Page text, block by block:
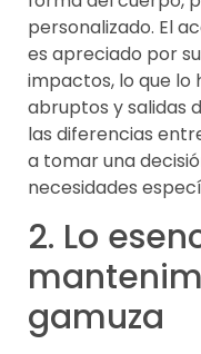
personalizado. El
es apreciado por
impactos, lo que
abruptos y salidas
las diferencias
a tomar una
necesidades
2. Lo
gamuza